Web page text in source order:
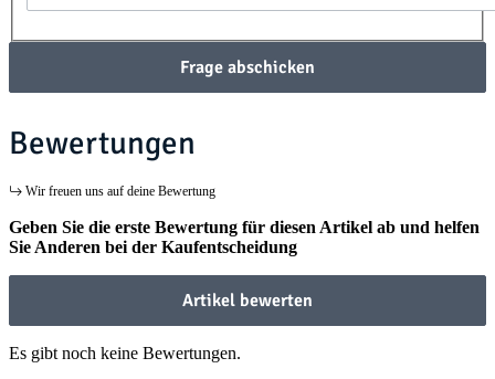
Frage abschicken
Bewertungen
Wir freuen uns auf deine Bewertung
Geben Sie die erste Bewertung für diesen Artikel ab und helfen
Sie Anderen bei der Kaufentscheidung
Artikel bewerten
Es gibt noch keine Bewertungen.